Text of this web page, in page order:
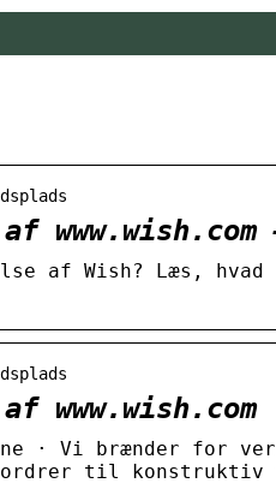
af Wish? Læs,
· Vi brænder for
til konstruktiv